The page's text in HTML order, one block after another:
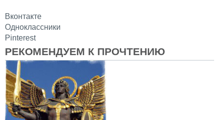
Вконтакте
Одноклассники
Pinterest
РЕКОМЕНДУЕМ К ПРОЧТЕНИЮ